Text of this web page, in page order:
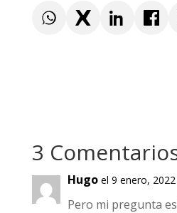
hispana.
3 Comentarios